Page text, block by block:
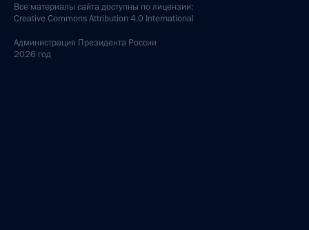
Все материалы сайта доступны по лицензии:
Creative Commons Attribution 4.0 International
Администрация Президента России
2026 год